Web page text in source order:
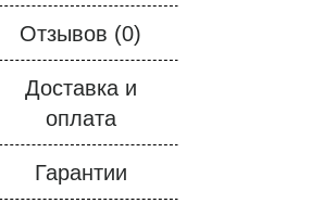
Отзывов (0)
Доставка и
оплата
Гарантии